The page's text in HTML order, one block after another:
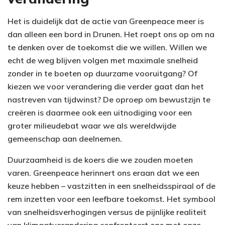
Het is duidelijk dat de actie van Greenpeace meer is
dan alleen een bord in Drunen. Het roept ons op om na
te denken over de toekomst die we willen. Willen we
echt de weg blijven volgen met maximale snelheid
zonder in te boeten op duurzame vooruitgang? Of
kiezen we voor verandering die verder gaat dan het
nastreven van tijdwinst? De oproep om bewustzijn te
creëren is daarmee ook een uitnodiging voor een
groter milieudebat waar we als wereldwijde
gemeenschap aan deelnemen.
Duurzaamheid is de koers die we zouden moeten
varen. Greenpeace herinnert ons eraan dat we een
keuze hebben – vastzitten in een snelheidsspiraal of de
rem inzetten voor een leefbare toekomst. Het symbool
van snelheidsverhogingen versus de pijnlijke realiteit